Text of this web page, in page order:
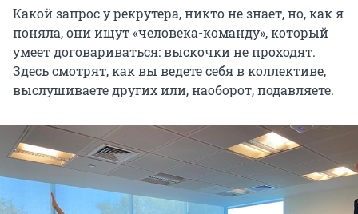
Какой запрос у рекрутера, никто не знает, но, как я
поняла, они ищут «человека-команду», который
умеет договариваться: выскочки не проходят.
Здесь смотрят, как вы ведете себя в коллективе,
выслушиваете других или, наоборот, подавляете.